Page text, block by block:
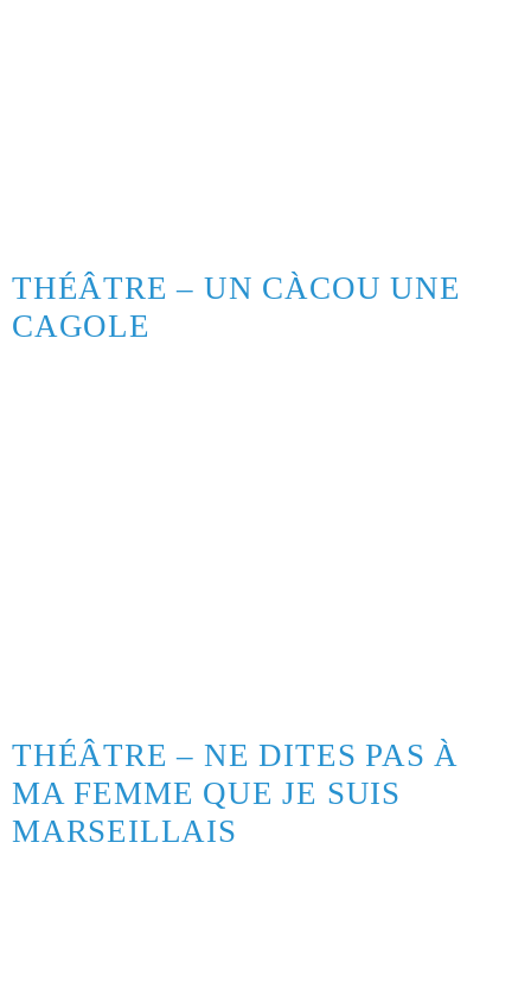
THÉÂTRE – UN CÀCOU UNE
CAGOLE
THÉÂTRE – NE DITES PAS À
MA FEMME QUE JE SUIS
MARSEILLAIS